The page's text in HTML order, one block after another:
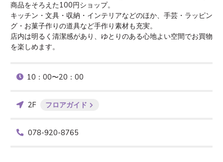
商品をそろえた100円ショップ。
キッチン・文具・収納・インテリアなどのほか、手芸・ラッピン
グ・お菓子作りの道具など手作り素材も充実。
店内は明るく清潔感があり、ゆとりのある心地よい空間でお買物
を楽しめます。
10：00〜20：00
2F フロアガイド
078-920-8765